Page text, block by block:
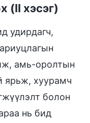
(II хэсэг)
удирдагч,
амь-оролтын
ярьж, хуурамч
болон
нь бид